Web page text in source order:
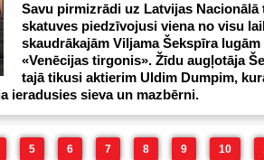
Savu pirmizrādi uz Latvijas Nacionālā
skatuves piedzīvojusi viena no visu
skaudrākajām Viljama Šekspīra lugām
«Venēcijas tirgonis». Žīdu augļotāja
tajā tikusi aktierim Uldim Dumpim,
ieradusies sieva un mazbērni.
5 6 7 8 9 10